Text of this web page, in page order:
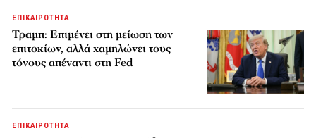
ΕΠΙΚΑΙΡΟΤΗΤΑ
Τραμπ: Επιμένει στη μείωση των
επιτοκίων, αλλά χαμηλώνει τους
τόνους απέναντι στη Fed
ΕΠΙΚΑΙΡΟΤΗΤΑ